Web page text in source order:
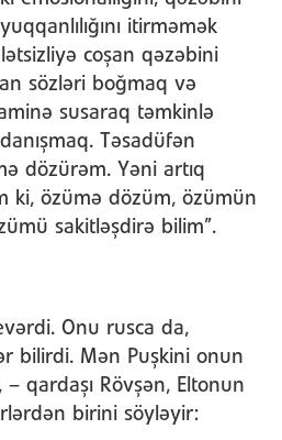
itirməmək
coşan qəzəbini
sözləri boğmaq və
susaraq təmkinlə
Təsadüfən
dözürəm. Yəni artıq
ki, özümə dözüm, özümün
sakitləşdirə bilim”.
Onu rusca da,
bilirdi. Mən Puşkini onun
qardaşı Rövşən, Eltonun
birini söyləyir: